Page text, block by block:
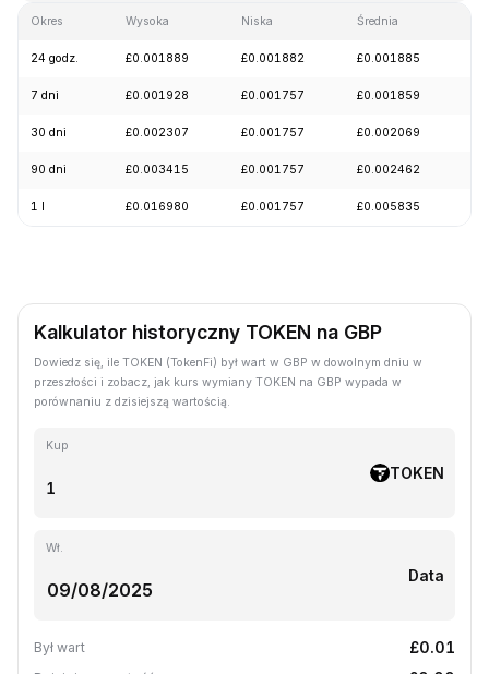
Okres Wysoka Niska Średnia
24 godz. £0.001889 £0.001882 £0.001885
7 dni £0.001928 £0.001757 £0.001859
30 dni £0.002307 £0.001757 £0.002069
90 dni £0.003415 £0.001757 £0.002462
1 l £0.016980 £0.001757 £0.005835
Kalkulator historyczny TOKEN na GBP
Dowiedz się, ile TOKEN (TokenFi) był wart w GBP w dowolnym dniu w
przeszłości i zobacz, jak kurs wymiany TOKEN na GBP wypada w
porównaniu z dzisiejszą wartością.
Kup
TOKEN
Wł.
Data
Był wart £0.01